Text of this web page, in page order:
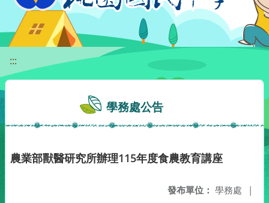
:::
學務處公告
農業部獸醫研究所辦理115年度食農教育講座
發布單位： 學務處 |